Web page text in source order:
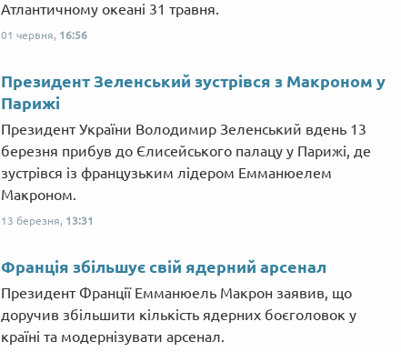
Атлантичному океані 31 травня.
01 червня, 16:56
Президент Зеленський зустрівся з Макроном у
Парижі
Президент України Володимир Зеленський вдень 13
березня прибув до Єлисейського палацу у Парижі, де
зустрівся із французьким лідером Емманюелем
Макроном.
13 березня, 13:31
Франція збільшує свій ядерний арсенал
Президент Франції Емманюель Макрон заявив, що
доручив збільшити кількість ядерних боєголовок у
країні та модернізувати арсенал.